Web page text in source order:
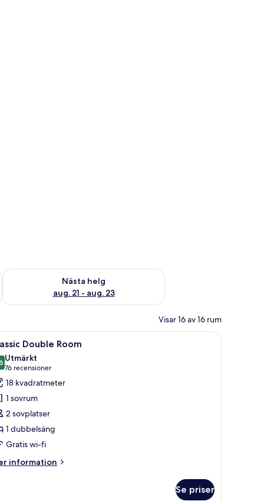
aug. 14 - aug. 16
Nästa helg
aug. 21 - aug. 23
Kontrollera tillgängligheten för nästa helg aug. 21 - aug. 23
Visar 16 av 16 rum
en stol, en lampa, en telefon och ett fönster med gardiner.
Ett hotellrum med en stor säng, ett skrivbord
4 Double Room
av 10
Utmärkt
76 recensioner
(76 recensioner)
18 kvadratmeter
1 sovrum
2 sovplatser
1 dubbelsäng
Gratis wi-fi
information
Se priser